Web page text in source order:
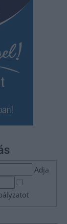
Adja
ot